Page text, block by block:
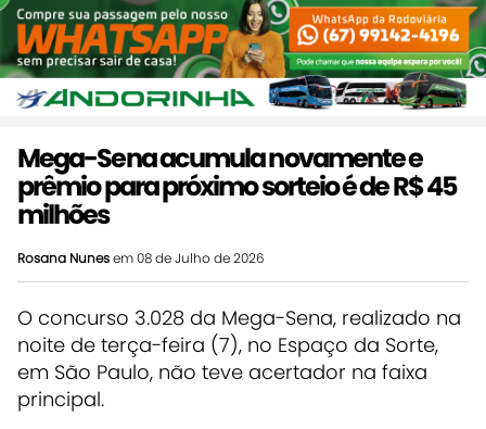
Mega-Sena acumula novamente e
prêmio para próximo sorteio é de R$ 45
milhões
Rosana Nunesem 08 de Julho de 2026
O concurso 3.028 da Mega-Sena, realizado na
noite de terça-feira (7), no Espaço da Sorte,
em São Paulo, não teve acertador na faixa
principal.